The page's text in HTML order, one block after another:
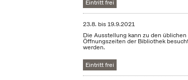
Eintritt frei
23.8. bis19.9.2021
Die Ausstellung kann zu den üblichen
Öffnungszeiten der Bibliothek
werden.
Eintritt frei